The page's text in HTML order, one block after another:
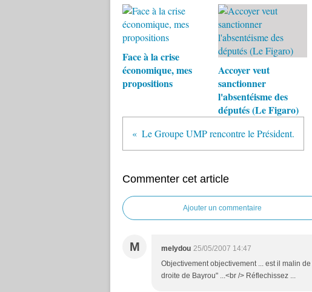
Face à la crise
économique, mes
propositions
Accoyer veut
sanctionner
l'absentéisme des
députés (Le Figaro)
Le Groupe UMP rencontre le Président.
Commenter cet article
Ajouter un commentaire
M melydou 25/05/2007 14:47
Objectivement objectivement ... est il malin
droite de Bayrou" ...<br /> Réflechissez ...